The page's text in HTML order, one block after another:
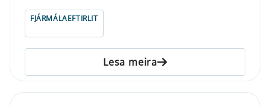
FJÁRMÁLAEFTIRLIT
Lesa meira